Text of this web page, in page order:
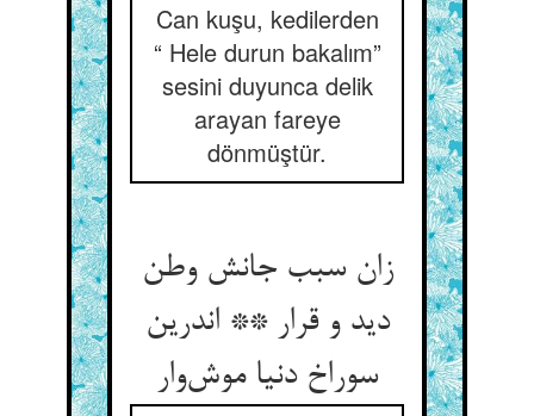
Can kuşu, kedilerden
“ Hele durun bakalım”
sesini duyunca delik
arayan fareye
dönmüştür.
زان سبب جانش وطن
دید و قرار ** اندرین
سوراخ دنیا موش‌وار